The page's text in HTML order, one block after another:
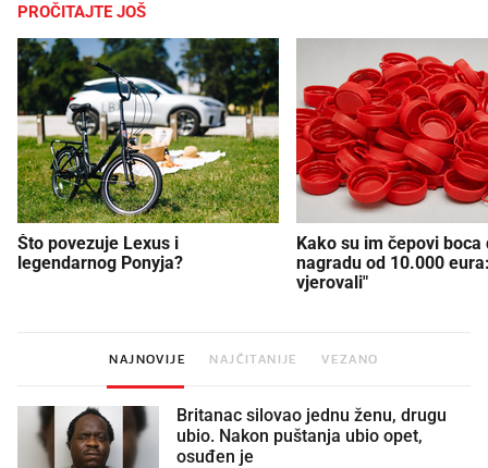
PROČITAJTE JOŠ
Što povezuje Lexus i
legendarnog Ponyja?
Kako su im čepovi boca
nagradu od 10.000
vjerovali"
NAJNOVIJE NAJČITANIJE VEZANO
Britanac silovao jednu ženu, drugu
ubio. Nakon puštanja ubio opet,
osuđen je